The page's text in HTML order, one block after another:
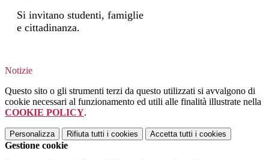
Si invitano studenti, famiglie
e cittadinanza.
Notizie
Questo sito o gli strumenti terzi da questo utilizzati si avvalgono di
cookie necessari al funzionamento ed utili alle finalità illustrate nella
COOKIE POLICY.
Personalizza Rifiuta tutti i cookies Accetta tutti i cookies
Gestione cookie